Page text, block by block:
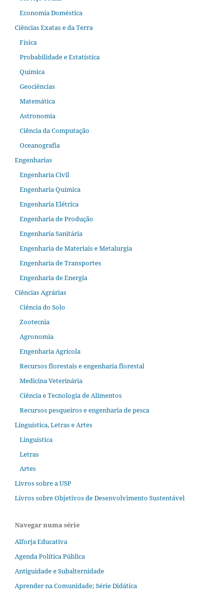
Economia Doméstica
Ciências Exatas e da Terra
Física
Probabilidade e Estatística
Química
Geociências
Matemática
Astronomia
Ciência da Computação
Oceanografia
Engenharias
Engenharia Civil
Engenharia Química
Engenharia Elétrica
Engenharia de Produção
Engenharia Sanitária
Engenharia de Materiais e Metalurgia
Engenharia de Transportes
Engenharia de Energia
Ciências Agrárias
Ciência do Solo
Zootecnia
Agronomia
Engenharia Agrícola
Recursos florestais e engenharia florestal
Medicina Veterinária
Ciência e Tecnologia de Alimentos
Recursos pesqueiros e engenharia de pesca
Linguística, Letras e Artes
Linguística
Letras
Artes
Livros sobre a USP
Livros sobre Objetivos de Desenvolvimento Sustentável
Navegar numa série
Alforja Educativa
Agenda Política Pública
Antiguidade e Subalternidade
Aprender na Comunidade; Série Didática